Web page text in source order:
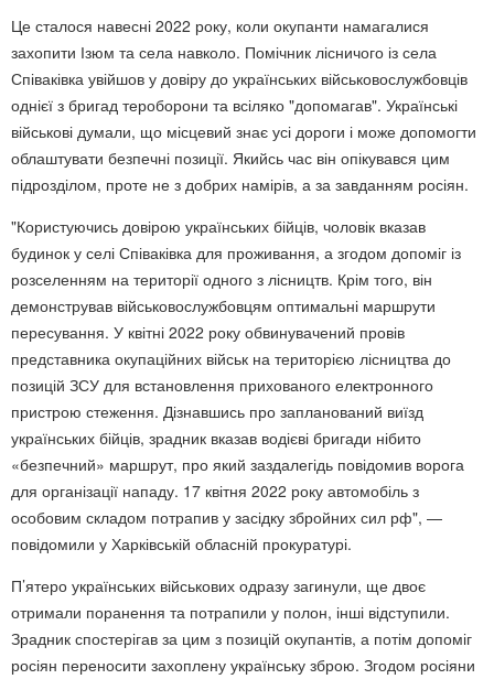
Це сталося навесні 2022 року, коли окупанти намагалися
захопити Ізюм та села навколо. Помічник лісничого із села
Співаківка увійшов у довіру до українських військовослужбовців
однієї з бригад тероборони та всіляко "допомагав". Українські
військові думали, що місцевий знає усі дороги і може допомогти
облаштувати безпечні позиції. Якийсь час він опікувався цим
підрозділом, проте не з добрих намірів, а за завданням росіян.
"Користуючись довірою українських бійців, чоловік вказав
будинок у селі Співаківка для проживання, а згодом допоміг із
розселенням на території одного з лісництв. Крім того, він
демонстрував військовослужбовцям оптимальні маршрути
пересування. У квітні 2022 року обвинувачений провів
представника окупаційних військ на територією лісництва до
позицій ЗСУ для встановлення прихованого електронного
пристрою стеження. Дізнавшись про запланований виїзд
українських бійців, зрадник вказав водієві бригади нібито
«безпечний» маршрут, про який заздалегідь повідомив ворога
для організації нападу. 17 квітня 2022 року автомобіль з
особовим складом потрапив у засідку збройних сил рф", —
повідомили у Харківській обласній прокуратурі.
П’ятеро українських військових одразу загинули, ще двоє
отримали поранення та потрапили у полон, інші відступили.
Зрадник спостерігав за цим з позицій окупантів, а потім допоміг
росіян переносити захоплену українську зброю. Згодом росіяни